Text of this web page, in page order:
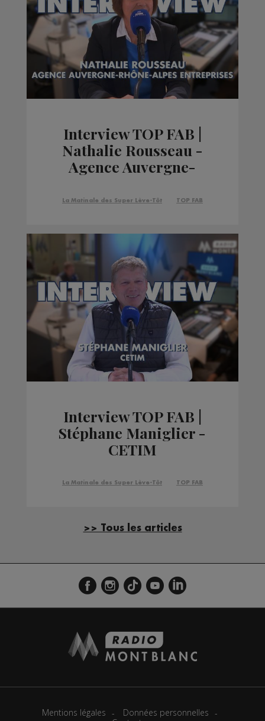
Interview TOP FAB |
Nathalie Rousseau -
Agence Auvergne-
Entreprises
La Matinale des Super Lève-Tôt TOP FAB
Interview TOP FAB |
Stéphane Maniglier -
CETIM
La Matinale des Super Lève-Tôt TOP FAB
>> Tous les articles
Mentions légales
Données personnelles